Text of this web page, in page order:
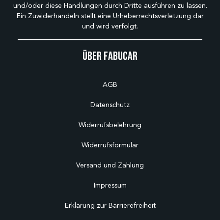
Über Fabucar
AGB
Datenschutz
Widerrufsbelehrung
Widerrufsformular
Versand und Zahlung
Impressum
Erklärung zur Barrierefreiheit
und/oder diese Handlungen durch Dritte ausführen zu lassen.
Ein Zuwiderhandeln stellt eine Urheberrechtsverletzung dar
und wird verfolgt.